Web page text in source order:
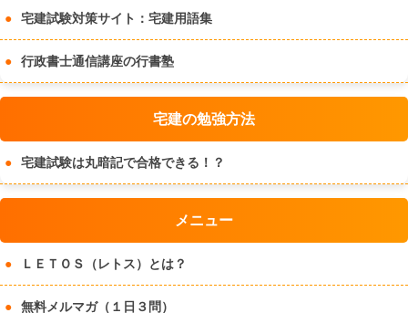
宅建試験対策サイト：宅建用語集
行政書士通信講座の行書塾
宅建の勉強方法
宅建試験は丸暗記で合格できる！？
メニュー
ＬＥＴＯＳ（レトス）とは？
無料メルマガ（１日３問）